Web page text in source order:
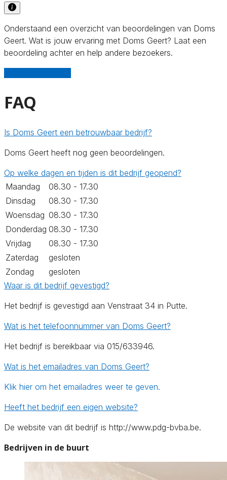
Onderstaand een overzicht van beoordelingen van Doms
Geert. Wat is jouw ervaring met Doms Geert? Laat een
beoordeling achter en help andere bezoekers.
FAQ
Is Doms Geert een betrouwbaar bedrijf?
Doms Geert heeft nog geen beoordelingen.
Op welke dagen en tijden is dit bedrijf geopend?
Maandag
08.30 - 17.30
Dinsdag
08.30 - 17.30
Woensdag 08.30 - 17.30
Donderdag 08.30 - 17.30
Vrijdag
08.30 - 17.30
Zaterdag
gesloten
Zondag
gesloten
Waar is dit bedrijf gevestigd?
Het bedrijf is gevestigd aan Venstraat 34 in Putte.
Wat is het telefoonnummer van Doms Geert?
Het bedrijf is bereikbaar via 015/633946.
Wat is het emailadres van Doms Geert?
Klik hier om het emailadres weer te geven.
Heeft het bedrijf een eigen website?
De website van dit bedrijf is http://www.pdg-bvba.be.
Bedrijven in de buurt